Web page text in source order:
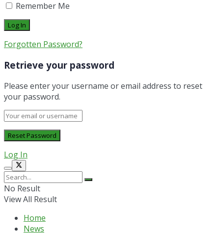
Remember Me
Forgotten Password?
Retrieve your password
Please enter your username or email address to reset
your password.
Log In
No Result
View All Result
Home
News